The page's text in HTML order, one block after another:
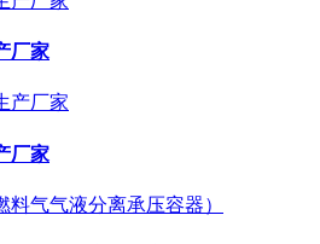
厂家
厂家